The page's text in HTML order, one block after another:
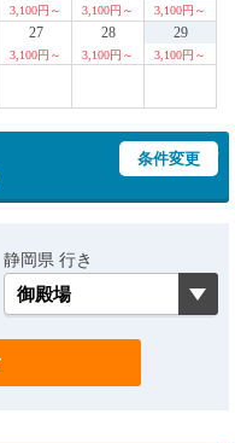
3,100円～ 3,100円～ 3,100円～
27
3,100円～
28
3,100円～
29
3,100円～
条件変更
静岡県 行き